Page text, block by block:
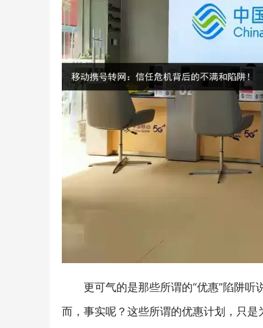
更可气的是那些所谓的“优惠”陷阱
而，事实呢？这些所谓的优惠计划，只